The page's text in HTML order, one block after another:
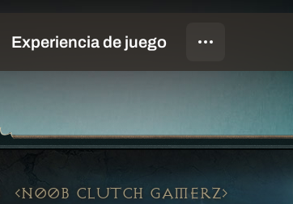
N00B CLUTCH GAMERZ